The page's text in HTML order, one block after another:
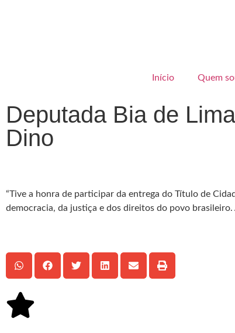
Início Quem
Deputada Bia de
Dino
“Tive a honra de participar da entrega do Título de
democracia, da justiça e dos direitos do povo